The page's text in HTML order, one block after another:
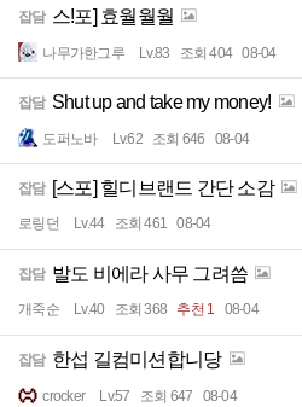
잡담 스!포] 효월월월
나무가한그루 Lv.83 조회 404 08-04
잡담 Shut up and take my money!
도퍼노바 Lv.62 조회 646 08-04
잡담 [스포] 힐디브랜드 간단 소감
로링던 Lv.44 조회 461 08-04
잡담 발도 비에라 사무 그려씀
개죽순 Lv.40 조회 368 추천 1 08-04
잡담 한섭 길컴미션합니당
crocker Lv.57 조회 647 08-04